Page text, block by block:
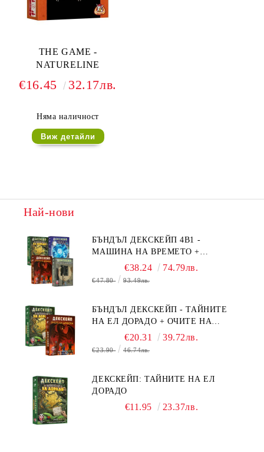
THE GAME -
NATURELINE
€16.45 32.17лв.
Няма наличност
Виж детайли
Най-нови
БЪНДЪЛ ДЕКСКЕЙП 4В1 -
МАШИНА НА ВРЕМЕТО +
БЯГСТВО ОТ АЛКАТРАЗ +
ТАЙНИТЕ НА ЕЛ ДОРАДО +
€38.24 74.79лв.
€47.80 93.49лв.
БЪНДЪЛ ДЕКСКЕЙП - ТАЙНИТЕ
НА ЕЛ ДОРАДО + ОЧИТЕ НА
ДРАКОНА€20.31 39.72лв.
€23.90 46.74лв.
ДЕКСКЕЙП: ТАЙНИТЕ НА ЕЛ
ДОРАДО
€11.95 23.37лв.